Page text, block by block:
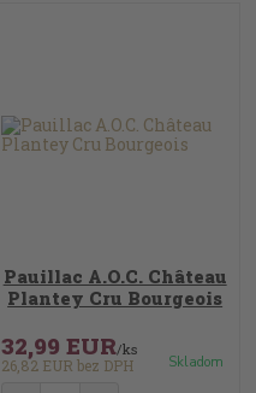
Pauillac A.O.C. Château
Plantey Cru Bourgeois
32,99 EUR/ks
26,82 EURbez DPH Skladom